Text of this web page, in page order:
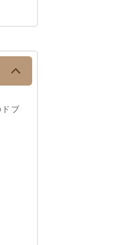
ブ